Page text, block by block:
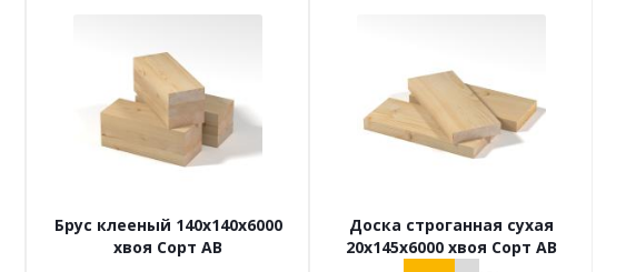
Брус клееный 140х140х6000
хвоя Сорт АВ
Доска строганная сухая
20х145х6000 хвоя Сорт АВ